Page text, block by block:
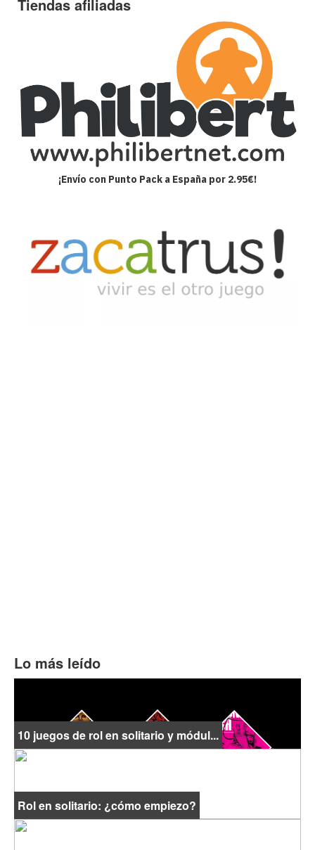
Tiendas afiliadas
¡Envío con Punto Pack a España por 2.95€!
Lo más leído
10 juegos de rol en solitario y módul...
Rol en solitario: ¿cómo empiezo?